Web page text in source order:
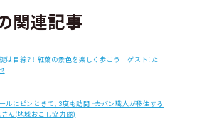
関連記事
は目線？！ 紅葉の景色を楽しく歩こう ゲスト：た
ルにピンときて、3度も訪問 ―― カバン職人が移住する
ん(地域おこし協力隊)